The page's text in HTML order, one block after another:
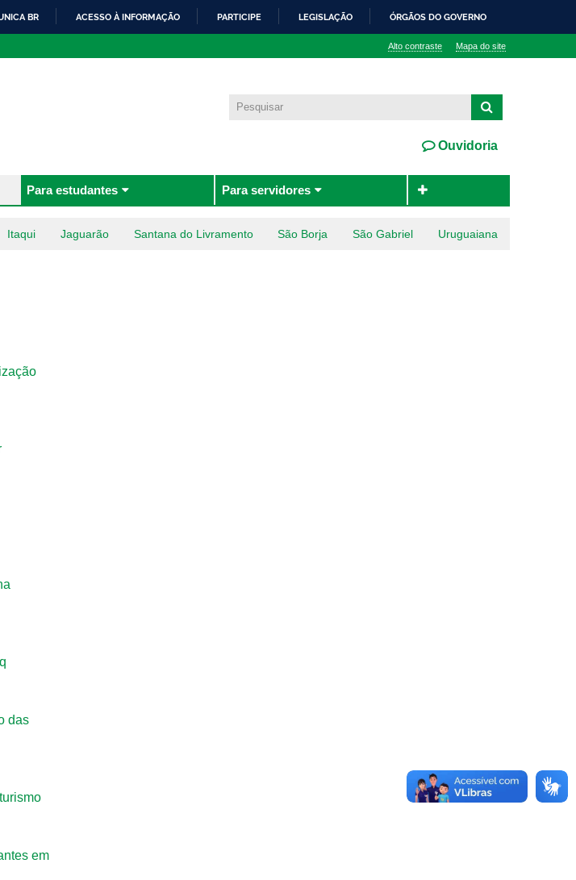
BR ACESSO À INFORMAÇÃO PARTICIPE LEGISLAÇÃO ÓRGÃOS DO GOVERNO
Alto contraste Mapa do site
Ouvidoria
Para estudantes Para servidores
Itaqui Jaguarão Santana do Livramento São Borja São Gabriel Uruguaiana
das
em